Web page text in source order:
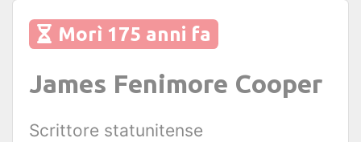
Morì 175 anni fa
James Fenimore Cooper
Scrittore statunitense